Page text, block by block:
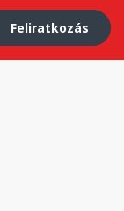
Feliratkozás